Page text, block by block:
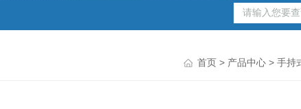
首页 > 产品中心 > 手持